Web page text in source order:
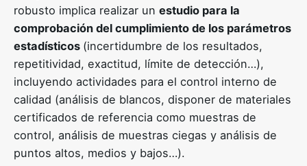
robusto implica realizar un estudio para la
comprobación del cumplimiento de los parámetros
estadísticos (incertidumbre de los resultados,
repetitividad, exactitud, límite de detección…),
incluyendo actividades para el control interno de
calidad (análisis de blancos, disponer de materiales
certificados de referencia como muestras de
control, análisis de muestras ciegas y análisis de
puntos altos, medios y bajos…).